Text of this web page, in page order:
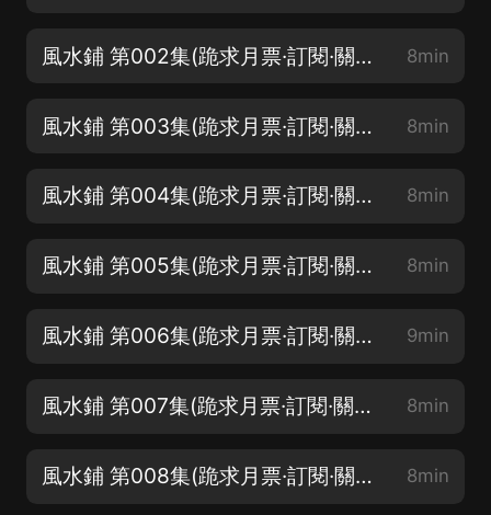
風水鋪 第002集(跪求月票·訂閱·關注·評論·點讚) 8min
風水鋪 第003集(跪求月票·訂閱·關注·評論·點讚） 8min
風水鋪 第004集(跪求月票·訂閱·關注·評論·點讚） 8min
風水鋪 第005集(跪求月票·訂閱·關注·評論·點讚） 8min
風水鋪 第006集(跪求月票·訂閱·關注·評論·點讚） 9min
風水鋪 第007集(跪求月票·訂閱·關注·評論·點讚） 8min
風水鋪 第008集(跪求月票·訂閱·關注·評論·點讚） 8min